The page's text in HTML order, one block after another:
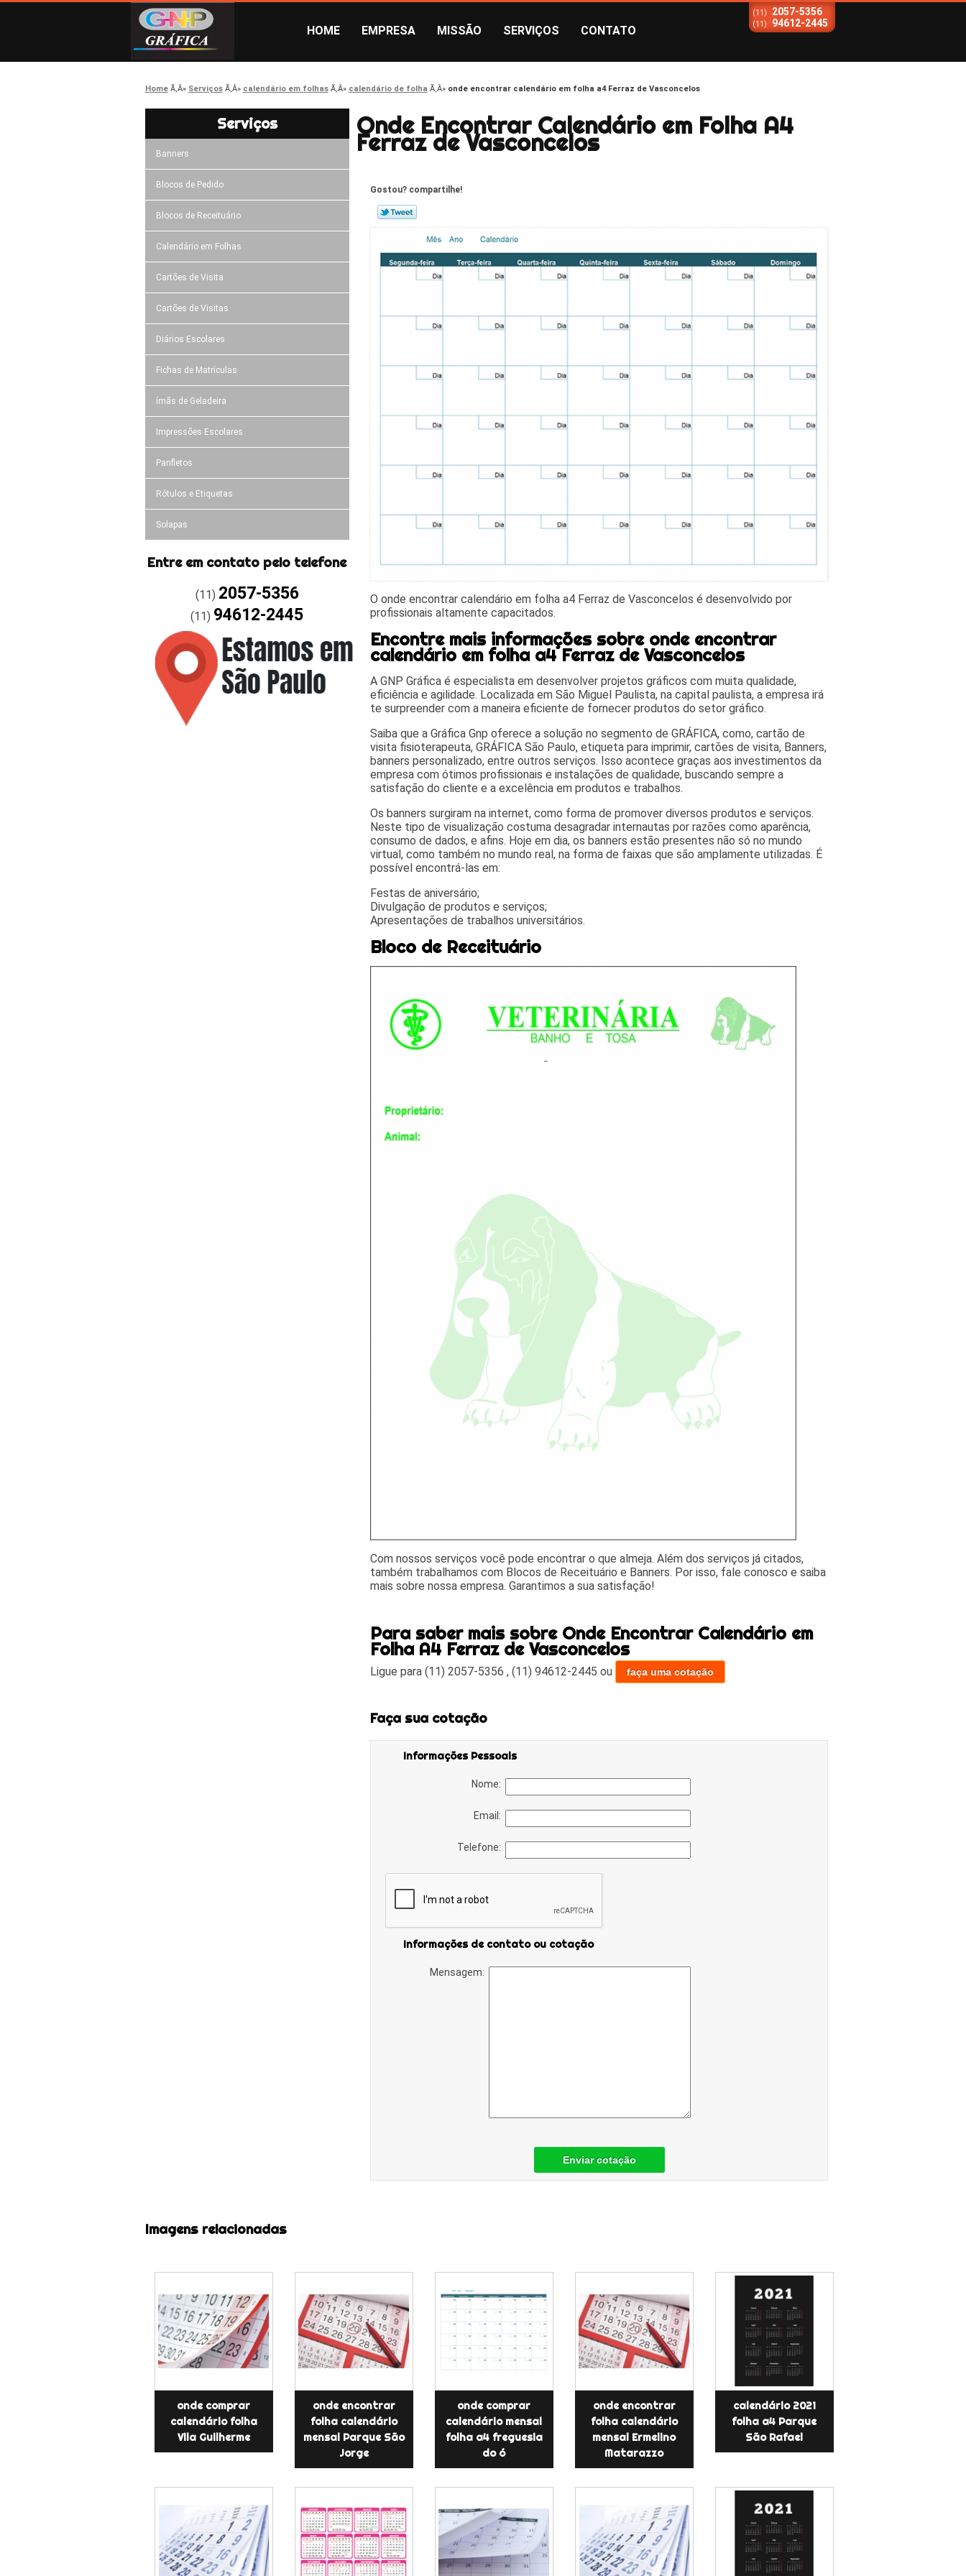
HOME EMPRESA MISSÃO SERVIÇOS CONTATO
(11) 2057-5356
(11) 94612-2445
Home Serviços calendário em folhas calendário de folha onde encontrar calendário em folha a4 Ferraz de Vasconcelos
Serviços
Banners
Blocos de Pedido
Blocos de Receituário
Calendário em Folhas
Cartões de Visita
Cartões de Visitas
Diários Escolares
Fichas de Matrículas
ímãs de Geladeira
Impressões Escolares
Panfletos
Rótulos e Etiquetas
Solapas
Entre em contato pelo telefone
(11) 2057-5356
(11) 94612-2445
Onde Encontrar Calendário em Folha A4
Ferraz de Vasconcelos
Gostou? compartilhe!
O onde encontrar calendário em folha a4 Ferraz de Vasconcelos é desenvolvido por
profissionais altamente capacitados.
Encontre mais informações sobre onde encontrar
calendário em folha a4 Ferraz de Vasconcelos
A GNP Gráfica é especialista em desenvolver projetos gráficos com muita qualidade,
eficiência e agilidade. Localizada em São Miguel Paulista, na capital paulista, a empresa irá
te surpreender com a maneira eficiente de fornecer produtos do setor gráfico.
Saiba que a Gráfica Gnp oferece a solução no segmento de GRÁFICA, como, cartão de
visita fisioterapeuta, GRÁFICA São Paulo, etiqueta para imprimir, cartões de visita, Banners,
banners personalizado, entre outros serviços. Isso acontece graças aos investimentos da
empresa com ótimos profissionais e instalações de qualidade, buscando sempre a
satisfação do cliente e a excelência em produtos e trabalhos.
Os banners surgiram na internet, como forma de promover diversos produtos e serviços.
Neste tipo de visualização costuma desagradar internautas por razões como aparência,
consumo de dados, e afins. Hoje em dia, os banners estão presentes não só no mundo
virtual, como também no mundo real, na forma de faixas que são amplamente utilizadas. É
possível encontrá-las em:
Festas de aniversário;
Divulgação de produtos e serviços;
Apresentações de trabalhos universitários.
Bloco de Receituário
Com nossos serviços você pode encontrar o que almeja. Além dos serviços já citados,
também trabalhamos com Blocos de Receituário e Banners. Por isso, fale conosco e saiba
mais sobre nossa empresa. Garantimos a sua satisfação!
Para saber mais sobre Onde Encontrar Calendário em
Folha A4 Ferraz de Vasconcelos
Ligue para(11) 2057-5356 ,(11) 94612-2445 ou faça uma cotação
Faça sua cotação
Informações Pessoais
Nome:
Email:
Telefone:
Informações de contato ou cotação
Mensagem:
Enviar cotação
Imagens relacionadas
onde comprar
calendário folha
Vila Guilherme
onde encontrar
folha calendário
mensal Parque São
Jorge
onde comprar
calendário mensal
folha a4 freguesia
do ó
onde encontrar
folha calendário
mensal Ermelino
Matarazzo
calendário 2021
folha a4 Parque
São Rafael